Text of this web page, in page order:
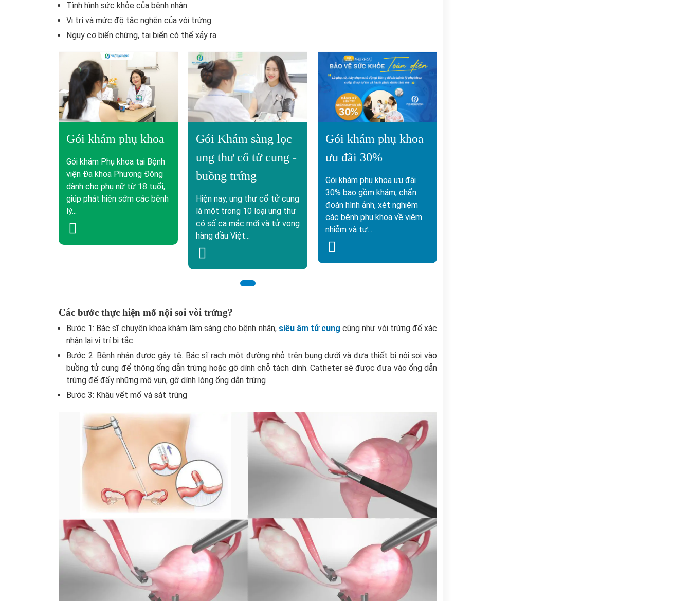
Tình hình sức khỏe của bệnh nhân
Vị trí và mức độ tắc nghẽn của vòi trứng
Nguy cơ biến chứng, tai biến có thể xảy ra
Gói khám phụ khoa
Gói khám Phụ khoa tại Bệnh
viện Đa khoa Phương Đông
dành cho phụ nữ từ 18 tuổi,
giúp phát hiện sớm các bệnh
lý...
Gói Khám sàng lọc
ung thư cổ tử cung -
buồng trứng
Hiện nay, ung thư cổ tử cung
là một trong 10 loại ung thư
có số ca mắc mới và tử vong
hàng đầu Việt...
Gói khám phụ khoa
ưu đãi 30%
Gói khám phụ khoa ưu đãi
30% bao gồm khám, chẩn
đoán hình ảnh, xét nghiệm
các bệnh phụ khoa về viêm
nhiễm và tư...
Các bước thực hiện mổ nội soi vòi trứng?
Bước 1: Bác sĩ chuyên khoa khám lâm sàng cho bệnh nhân, siêu âm tử cung cũng như vòi trứng để xác
nhận lại vị trí bị tắc
Bước 2: Bệnh nhân được gây tê. Bác sĩ rạch một đường nhỏ trên bụng dưới và đưa thiết bị nội soi vào
buồng tử cung để thông ống dẫn trứng hoặc gỡ dính chỗ tách dính. Catheter sẽ được đưa vào ống dẫn
trứng để đẩy những mô vụn, gỡ dính lòng ống dẫn trứng
Bước 3: Khâu vết mổ và sát trùng